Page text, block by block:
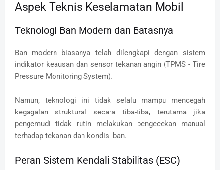
Aspek Teknis Keselamatan Mobil
Teknologi Ban Modern dan Batasnya
Ban modern biasanya telah dilengkapi dengan sistem
indikator keausan dan sensor tekanan angin (TPMS - Tire
Pressure Monitoring System).
Namun, teknologi ini tidak selalu mampu mencegah
kegagalan struktural secara tiba-tiba, terutama jika
pengemudi tidak rutin melakukan pengecekan manual
terhadap tekanan dan kondisi ban.
Peran Sistem Kendali Stabilitas (ESC)